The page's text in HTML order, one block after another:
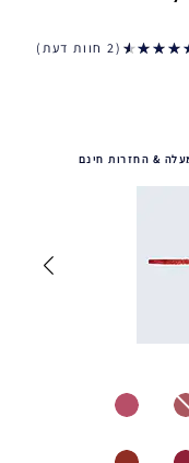
2 חוות דעת